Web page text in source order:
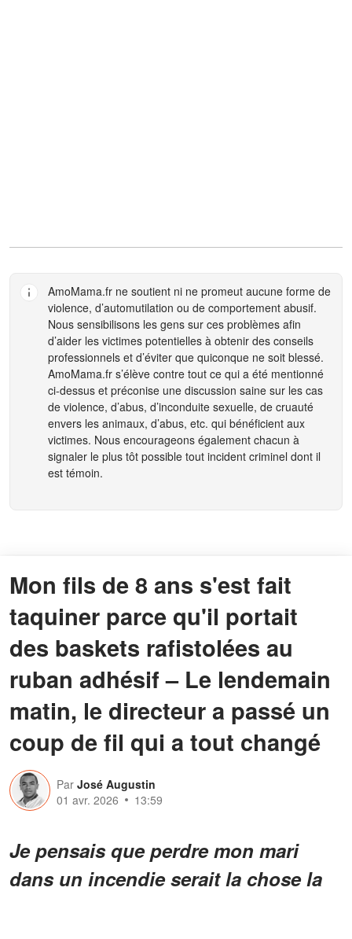
AmoMama.fr ne soutient ni ne promeut aucune forme de
violence, d’automutilation ou de comportement abusif.
Nous sensibilisons les gens sur ces problèmes afin
d’aider les victimes potentielles à obtenir des conseils
professionnels et d’éviter que quiconque ne soit blessé.
AmoMama.fr s’élève contre tout ce qui a été mentionné
ci-dessus et préconise une discussion saine sur les cas
de violence, d’abus, d’inconduite sexuelle, de cruauté
envers les animaux, d’abus, etc. qui bénéficient aux
victimes. Nous encourageons également chacun à
signaler le plus tôt possible tout incident criminel dont il
est témoin.
Mon fils de 8 ans s'est fait
taquiner parce qu'il portait
des baskets rafistolées au
ruban adhésif – Le lendemain
matin, le directeur a passé un
coup de fil qui a tout changé
Par José Augustin
01 avr. 2026
13:59
Je pensais que perdre mon mari
dans un incendie serait la chose la